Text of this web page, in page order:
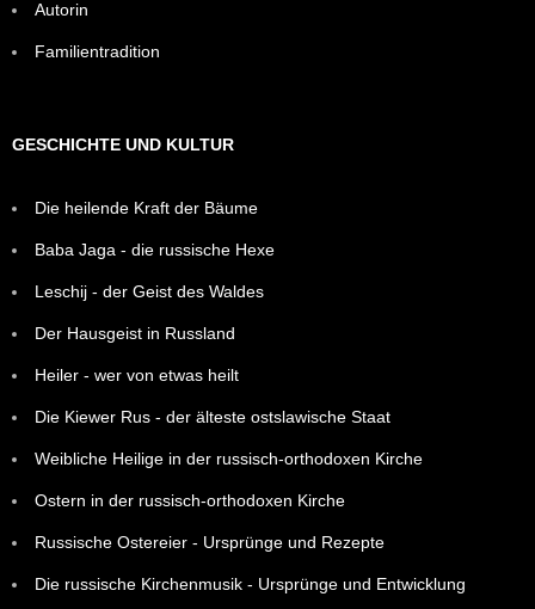
Autorin
Familientradition
GESCHICHTE UND KULTUR
Die heilende Kraft der Bäume
Baba Jaga - die russische Hexe
Leschij - der Geist des Waldes
Der Hausgeist in Russland
Heiler - wer von etwas heilt
Die Kiewer Rus - der älteste ostslawische Staat
Weibliche Heilige in der russisch-orthodoxen Kirche
Ostern in der russisch-orthodoxen Kirche
Russische Ostereier - Ursprünge und Rezepte
Die russische Kirchenmusik - Ursprünge und Entwicklung